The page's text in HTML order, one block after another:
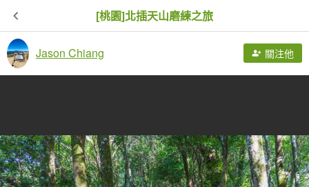
[桃園]北插天山磨練之旅
Jason Chiang 關注他